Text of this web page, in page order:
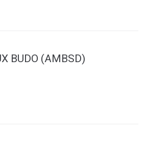
BUDO (AMBSD)